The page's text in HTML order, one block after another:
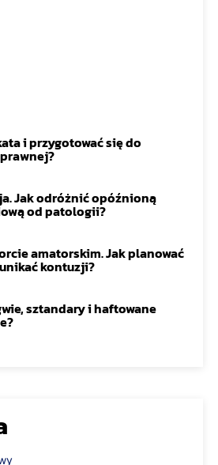
i przygotować się do
Jak odróżnić opóźnioną
od patologii?
amatorskim. Jak planować
kontuzji?
sztandary i haftowane